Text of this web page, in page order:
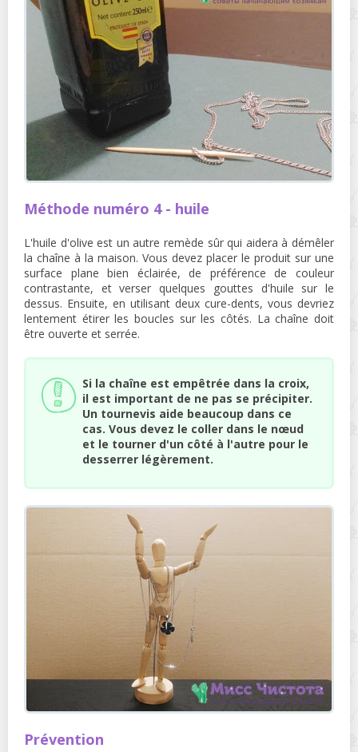
Méthode numéro 4 - huile
L'huile d'olive est un autre remède sûr qui aidera à démêler
la chaîne à la maison. Vous devez placer le produit sur une
surface plane bien éclairée, de préférence de couleur
contrastante, et verser quelques gouttes d'huile sur le
dessus. Ensuite, en utilisant deux cure-dents, vous devriez
lentement étirer les boucles sur les côtés. La chaîne doit
être ouverte et serrée.
Si la chaîne est empêtrée dans la croix,
il est important de ne pas se précipiter.
Un tournevis aide beaucoup dans ce
cas. Vous devez le coller dans le nœud
et le tourner d'un côté à l'autre pour le
desserrer légèrement.
Prévention